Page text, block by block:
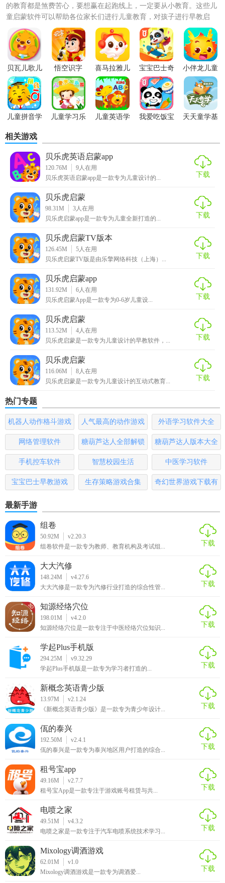
1、学习自然发音，和国际接轨，让孩子早人一步具备拼读能
力。
2、字母描红，配合趣味动画，让孩子在玩耍中掌握字母书写
笔画。
、3律动英文儿歌，启发孩子对英文的兴趣，让孩子快乐“磨
耳朵”。
4、精选英文绘本，激发孩子的英文阅读兴趣。
【软件特色】
1、丰富的玩法设计APP中的点击字母蛋、字母跟读、单词动
画、徽章收集等设计，让孩子在玩耍中不知不觉学习到自然
2、精美教学卡片纯手绘的精美教学卡片，包含了常见的启蒙
单词，帮助孩子更好地记住自然拼读的发音规律。
3、趣味描红练习APP中将字母描红和发音练习、趣味动画有
效地结合起来，让枯燥的字母书写不再乏味。
4、律动英文儿歌我们原创了丰富的律动英文儿歌，营造英文
学习氛围，启发孩子对英文的兴趣。
本，激发孩子的阅读兴趣、提升理解能力。
【软件亮点】
1、认：形象生动的字母设计。
2、说：标准发音跟读，鼓励儿童张口加深阅读记忆。
3、写：标准引导字母书写，规范儿童的学习方式。
4、练：有趣好玩的练习游戏，提起儿童学习的兴趣。
【软件测评】
1、拥有多名外教，可以让用户自己用软件学习正规的英语口
音;
2、拥有非常漂亮的英语学习板块，软件内容软件可以让孩子
3、贝乐虎英语启蒙app北美外教母语教学，有很纯正的发
音，能很好的沉浸在英文内容中。
【软件优势】
1、可以根据不同的孩子与同龄的孩子进行不同的授课方式，
让孩子慢慢适应;
2、根据用户掌握的知识，可以帮助孩子掌握和增强软件中很
3、是一款边学边玩的软件，可以很好的帮助孩子学习英语内
4、贝乐虎英语启蒙app、有大量的英语学习知识，可以让用
户跟着软件中的外语老师进行学习，让孩子可以好好学习。
【软件使用方法】
1、现在下载软件还能够享受到六一儿童节的优惠哦。
2、在经典童谣里面我们可以看到大量的歌曲。
3、直接点进去便能直接进行播放。
4、而你的最近观看也会保存在首页中，方便你下次进行观
看。
【儿童学英语好处】
1、提升英语记忆力：少儿学英语阶段的孩子，记忆力那是相
的教育都是煞费苦心，要想赢在起跑线上，一定要从小教育。这些儿
童启蒙软件可以帮助各位家长们进行儿童教育，对孩子进行早教启
蒙，开发儿童智力，学习更多...
贝瓦儿歌儿
童早教APP
悟空识字
喜马拉雅儿
童
宝宝巴士奇
妙屋儿童早
教app
小伴龙儿童
早教
儿童拼音学
儿童学习乐
儿童英语学
我爱吃饭宝
天天童学基
相关游戏
贝乐虎英语启蒙app
120.76M 9人在用
贝乐虎英语启蒙app是一款专为儿童设计的...
下载
贝乐虎启蒙
98.31M 3人在用
贝乐虎启蒙app是一款专为儿童全新打造的...
下载
贝乐虎启蒙TV版本
126.45M 5人在用
贝乐虎启蒙TV版是由乐擎网络科技（上海）...
下载
贝乐虎启蒙app
131.92M 6人在用
贝乐虎启蒙App是一款专为0-6岁儿童设...
下载
贝乐虎启蒙
113.52M 4人在用
贝乐虎启蒙是一款专为儿童设计的早教软件，...
下载
贝乐虎启蒙
116.06M 8人在用
贝乐虎启蒙是一款专为儿童设计的互动式教育...
下载
热门专题
机器人动作格斗游戏
大全
人气最高的动作游戏
排行榜
外语学习软件大全
网络管理软件
糖葫芦达人全部解锁
版
糖葫芦达人版本大全
手机控车软件 智慧校园生活 中医学习软件
宝宝巴士早教游戏 生存策略游戏合集
奇幻世界游戏下载有
最新手游
组卷
50.92M
v2.20.3
组卷软件是一款专为教师、教育机构及考试组...
下载
大大汽修
148.24M
v4.27.6
大大汽修是一款专为汽修行业打造的综合性管...
下载
知源经络穴位
198.01M
v4.2.0
知源经络穴位是一款专注于中医经络穴位知识...
下载
学起Plus手机版
294.25M
v9.32.29
学起Plus手机版是一款专为学习者打造的...
下载
新概念英语青少版
13.97M
v2.1.24
《新概念英语青少版》是一款专为青少年设计...
下载
佤的泰兴
192.50M
v2.4.1
佤的泰兴是一款专为泰兴地区用户打造的综合...
下载
租号宝app
49.16M
v2.7.7
租号宝App是一款专注于游戏账号租赁与共...
下载
电喷之家
49.51M
v4.3.2
电喷之家是一款专注于汽车电喷系统技术学习...
下载
Mixology调酒游戏
62.01M
v1.0
Mixology调酒游戏是一款专为调酒爱...
下载